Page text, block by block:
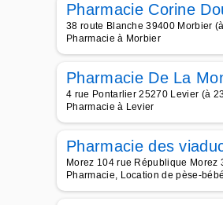
Pharmacie Corine
38 route Blanche 39400 Morbier
Pharmacie à Morbier
Pharmacie De La
4 rue Pontarlier 25270 Levier (à
Pharmacie à Levier
Pharmacie des
Morez 104 rue République
Pharmacie, Location de pèse-